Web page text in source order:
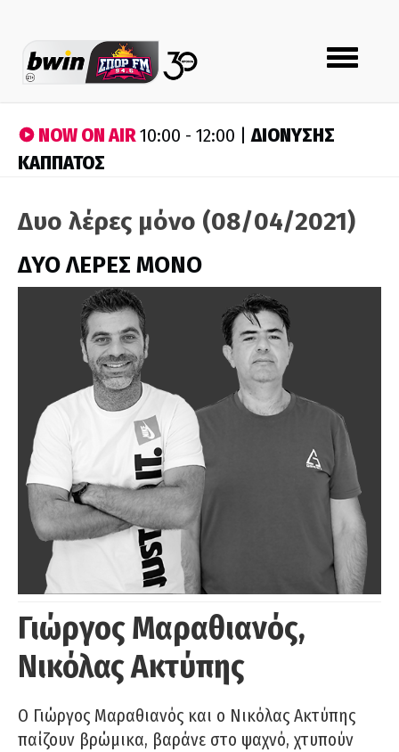
Toggle
navigation
NOW ON AIR10:00 - 12:00 |ΔΙΟΝΥΣΗΣ
ΚΑΠΠΑΤΟΣ
Δυο λέρες μόνο (08/04/2021)
ΔΥΟ ΛΕΡΕΣ ΜΟΝΟ
Γιώργος Μαραθιανός,
Νικόλας Ακτύπης
Ο Γιώργος Μαραθιανός και ο Νικόλας Ακτύπης
παίζουν βρώμικα, βαράνε στο ψαχνό, χτυπούν